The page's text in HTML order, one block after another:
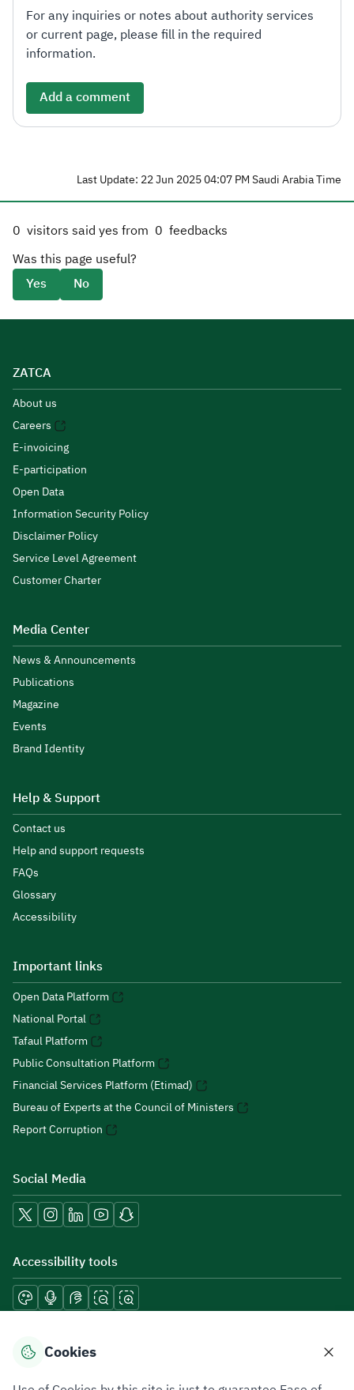
For any inquiries or notes about authority services
or current page, please fill in the required
information.
Add a comment
Last Update: 22 Jun 2025 04:07 PM Saudi Arabia Time
0 visitors said yes from 0 feedbacks
Was this page useful?
Yes
No
ZATCA
About us
Careers
E-invoicing
E-participation
Open Data
Information Security Policy
Disclaimer Policy
Service Level Agreement
Customer Charter
Media Center
News & Announcements
Publications
Magazine
Events
Brand Identity
Help & Support
Contact us
Help and support requests
FAQs
Glossary
Accessibility
Important links
Open Data Platform
National Portal
Tafaul Platform
Public Consultation Platform
Financial Services Platform (Etimad)
Bureau of Experts at the Council of Ministers
Report Corruption
Social Media
Accessibility tools
Download mobile applications
Cookies